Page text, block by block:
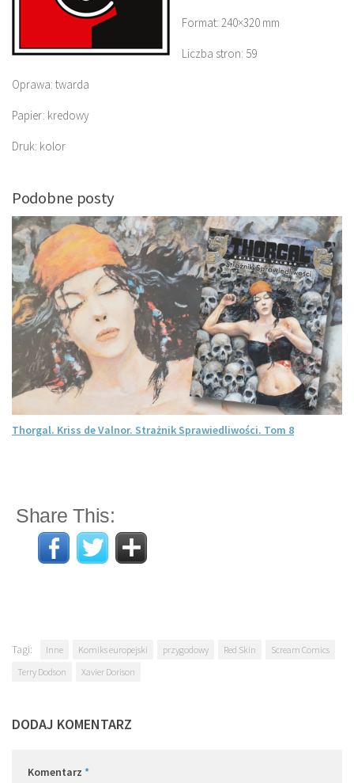
Format: 240×320 mm
Liczba stron: 59
Oprawa: twarda
Papier: kredowy
Druk: kolor
Podobne posty
Thorgal. Kriss de Valnor. Strażnik Sprawiedliwości. Tom 8
Share This:
Tagi: Inne Komiks europejski przygodowy Red Skin
Scream Comics
Terry Dodson
Xavier Dorison
DODAJ KOMENTARZ
Komentarz *